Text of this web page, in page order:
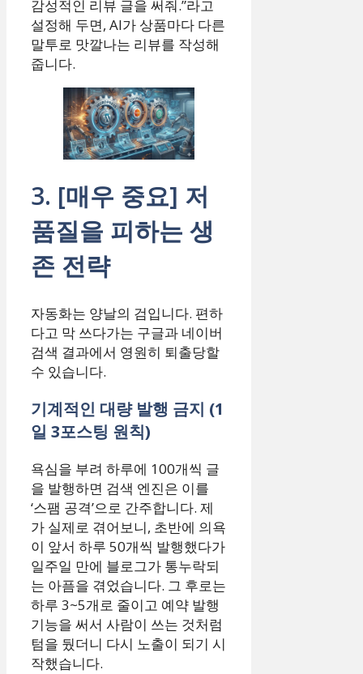
감성적인 리뷰 글을 써줘.”라고
설정해 두면, AI가 상품마다 다른
말투로 맛깔나는 리뷰를 작성해
줍니다.
3. [매우 중요] 저
품질을 피하는 생
존 전략
자동화는 양날의 검입니다. 편하
다고 막 쓰다가는 구글과 네이버
검색 결과에서 영원히 퇴출당할
수 있습니다.
기계적인 대량 발행 금지 (1
일 3포스팅 원칙)
욕심을 부려 하루에 100개씩 글
을 발행하면 검색 엔진은 이를
‘스팸 공격’으로 간주합니다. 제
가 실제로 겪어보니, 초반에 의욕
이 앞서 하루 50개씩 발행했다가
일주일 만에 블로그가 통누락되
는 아픔을 겪었습니다. 그 후로는
하루 3~5개로 줄이고 예약 발행
기능을 써서 사람이 쓰는 것처럼
텀을 뒀더니 다시 노출이 되기 시
작했습니다.